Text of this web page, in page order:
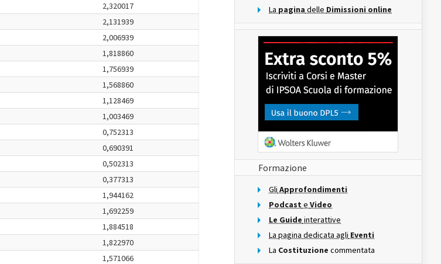
2,320017
2,131939
2,006939
1,818860
1,756939
1,568860
1,128469
1,003469
0,752313
0,690391
0,502313
0,377313
1,944162
1,692259
1,884518
1,822970
1,571066
La pagina delle Dimissioni online
Formazione
Gli Approfondimenti
Podcast e Video
Le Guide interattive
La pagina dedicata agli Eventi
La Costituzione commentata